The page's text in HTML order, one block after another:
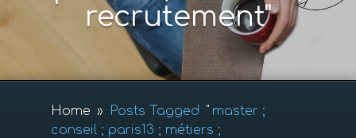
recrutement"
Home » Posts Tagged " master ;
conseil ; paris13 ; métiers ;